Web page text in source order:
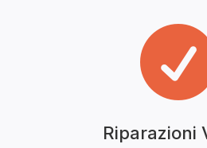
Riparazioni